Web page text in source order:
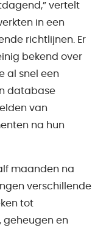
vertelt
in een
richtlijnen. Er
bekend over
al snel een
database
van
na hun
maanden na
verschillende
tot
geheugen en